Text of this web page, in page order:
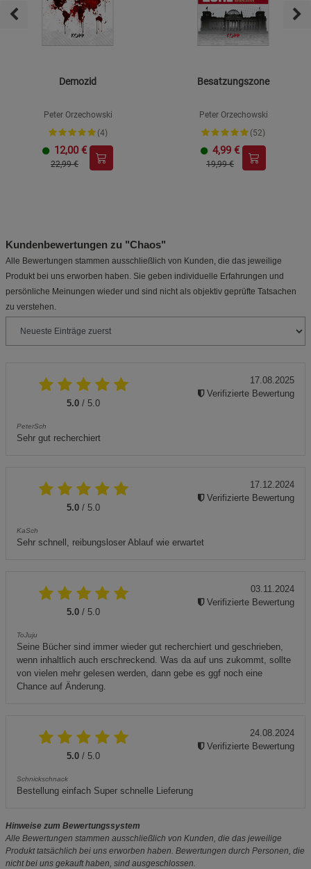
Demozid
Peter Orzechowski
(4)
12,00 €
22,99 €
Besatzungszone
Peter Orzechowski
(52)
4,99 €
19,99 €
Kundenbewertungen zu "Chaos"
Alle Bewertungen stammen ausschließlich von Kunden, die das jeweilige
Produkt bei uns erworben haben. Sie geben individuelle Erfahrungen und
persönliche Meinungen wieder und sind nicht als objektiv geprüfte Tatsachen
zu verstehen.
5.0 / 5.0
PeterSch
Sehr gut recherchiert
17.08.2025
Verifizierte Bewertung
5.0 / 5.0
KaSch
Sehr schnell, reibungsloser Ablauf wie erwartet
17.12.2024
Verifizierte Bewertung
5.0 / 5.0
ToJuju
Seine Bücher sind immer wieder gut recherchiert und geschrieben,
wenn inhaltlich auch erschreckend. Was da auf uns zukommt, sollte
von vielen mehr gelesen werden, dann gebe es ggf noch eine
Chance auf Änderung.
03.11.2024
Verifizierte Bewertung
5.0 / 5.0
Schnickschnack
Bestellung einfach Super schnelle Lieferung
24.08.2024
Verifizierte Bewertung
Hinweise zum Bewertungssystem
Alle Bewertungen stammen ausschließlich von Kunden, die das jeweilige
Produkt tatsächlich bei uns erworben haben. Bewertungen durch Personen, die
nicht bei uns gekauft haben, sind ausgeschlossen.